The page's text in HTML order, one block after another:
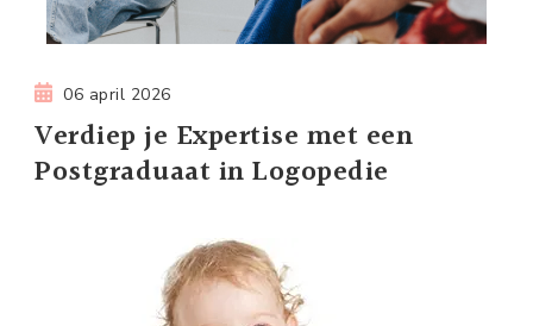
06 april 2026
Verdiep je Expertise met een
Postgraduaat in Logopedie